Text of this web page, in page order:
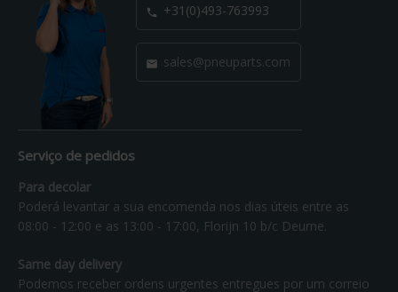
 +31(0)493-763993
 sales@pneuparts.com
Serviço de pedidos
Para decolar
Poderá levantar a sua encomenda nos dias úteis entre as
08:00 - 12:00 e as 13:00 - 17:00, Florijn 10 b/c Deurne.
Same day delivery
Podemos receber ordens urgentes entregues por um correio